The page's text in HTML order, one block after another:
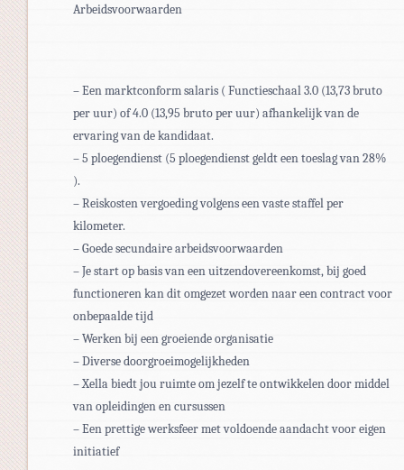
Arbeidsvoorwaarden
– Een marktconform salaris ( Functieschaal 3.0 (13,73 bruto
per uur) of 4.0 (13,95 bruto per uur) afhankelijk van de
ervaring van de kandidaat.
– 5 ploegendienst (5 ploegendienst geldt een toeslag van 28%
).
– Reiskosten vergoeding volgens een vaste staffel per
kilometer.
– Goede secundaire arbeidsvoorwaarden
– Je start op basis van een uitzendovereenkomst, bij goed
functioneren kan dit omgezet worden naar een contract voor
onbepaalde tijd
– Werken bij een groeiende organisatie
– Diverse doorgroeimogelijkheden
– Xella biedt jou ruimte om jezelf te ontwikkelen door middel
van opleidingen en cursussen
– Een prettige werksfeer met voldoende aandacht voor eigen
initiatief